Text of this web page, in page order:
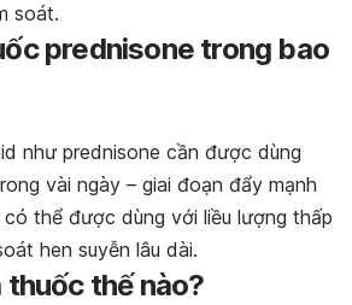
soát.
prednisone trong bao
như prednisone cần được dùng
vài ngày – giai đoạn đẩy mạnh
thể được dùng với liều lượng thấp
hen suyễn lâu dài.
thuốc thế nào?